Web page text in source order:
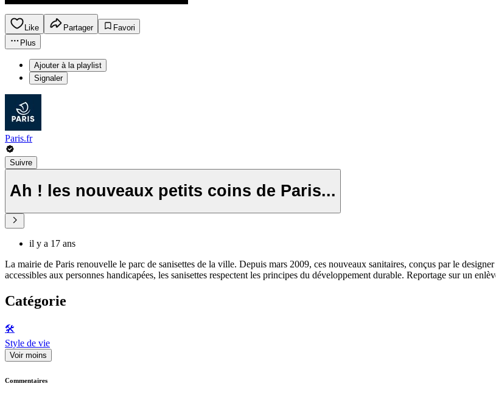
Like Partager
Favori
Plus
Ajouter à la playlist
Signaler
Paris.fr
Suivre
Ah ! les nouveaux petits coins de Paris...
il y a 17 ans
La mairie de Paris renouvelle le parc de sanisettes de la ville. Depuis mars 2009, ces nouveaux sanitaires, conçus par le
accessibles aux personnes handicapées, les sanisettes respectent les principes du développement durable. Reportage sur un
Catégorie
🛠️
Style de vie
Voir moins
Commentaires